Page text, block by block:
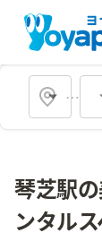
琴芝駅
ンタル